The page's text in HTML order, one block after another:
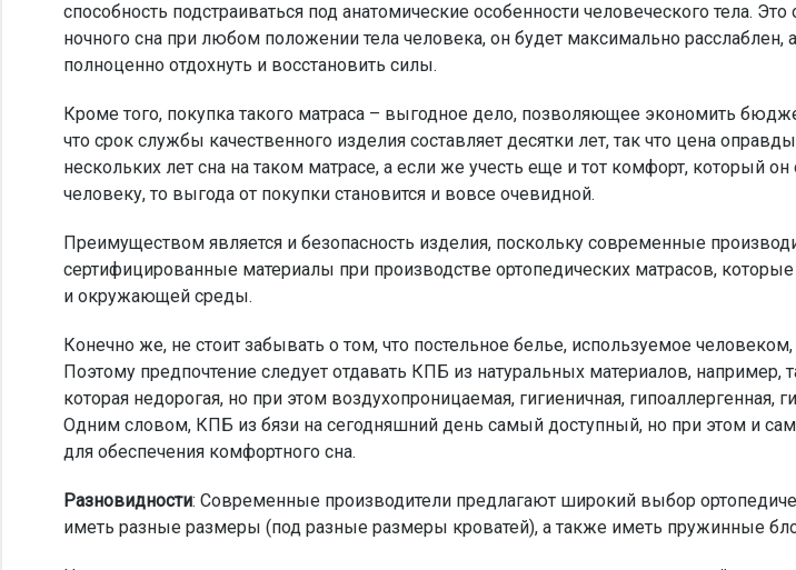
способность подстраиваться под анатомические особенности человеческого тела. Это
ночного сна при любом положении тела человека, он будет максимально расслаблен,
полноценно отдохнуть и восстановить силы.
Кроме того, покупка такого матраса – выгодное дело, позволяющее экономить
что срок службы качественного изделия составляет десятки лет, так что цена
нескольких лет сна на таком матрасе, а если же учесть еще и тот комфорт, который
человеку, то выгода от покупки становится и вовсе очевидной.
Преимуществом является и безопасность изделия, поскольку современные
сертифицированные материалы при производстве ортопедических матрасов,
и окружающей среды.
Конечно же, не стоит забывать о том, что постельное белье, используемое
Поэтому предпочтение следует отдавать КПБ из натуральных материалов, например,
которая недорогая, но при этом воздухопроницаемая, гигиеничная, гипоаллергенная,
Одним словом, КПБ из бязи на сегодняшний день самый доступный, но при этом и
для обеспечения комфортного сна.
Разновидности: Современные производители предлагают широкий выбор
иметь разные размеры (под разные размеры кроватей), а также иметь пружинные